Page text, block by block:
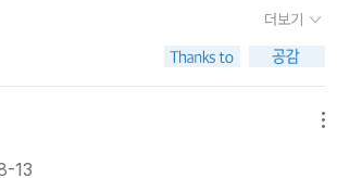
들려주기를 좋아하는 사라는 아빠인 크루 대
면서도 겸손함과 다른 사람에 대한 배려를 잃
서 가장 주목받는 학생이다. 그러나 열한 살 생
산으로 자신이 오갈 데 없는 거지 신세가 되었
끝까지 읽게 되어 너무 좋다. 얼마 전 같은 출판
머리 앤>>을 읽고 좋아라 했던 희망이. 담임
재미있게 읽었다며 빌려 달라 하셔서 빌려드
남았더라며 이야기 한다. 우리 희망이에게 이
더보기
13